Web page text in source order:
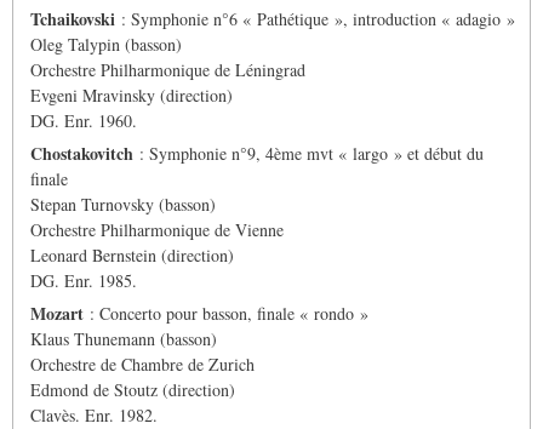
Tchaikovski : Symphonie n°6 « Pathétique », introduction « adagio »
Oleg Talypin (basson)
Orchestre Philharmonique de Léningrad
Evgeni Mravinsky (direction)
DG. Enr. 1960.
Chostakovitch : Symphonie n°9, 4ème mvt « largo » et début du
finale
Stepan Turnovsky (basson)
Orchestre Philharmonique de Vienne
Leonard Bernstein (direction)
DG. Enr. 1985.
Mozart : Concerto pour basson, finale « rondo »
Klaus Thunemann (basson)
Orchestre de Chambre de Zurich
Edmond de Stoutz (direction)
Clavès. Enr. 1982.